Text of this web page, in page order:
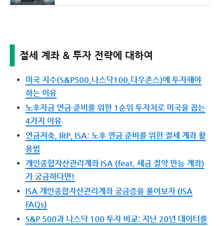
절세 계좌 & 투자 전략에 대하여
미국 지수(S&P500,나스닥100,다우존스)에 투자해야
하는 이유
노후자금 연금 준비를 위한 1순위 투자처로 미국을 꼽는
4가지 이유
연금저축, IRP, ISA: 노후 연금 준비를 위한 절세 계좌 활
용법
개인종합자산관리계좌 ISA (feat. 세금 절약 만능 계좌)
가 궁금하다면!
ISA 개인종합자산관리계좌 궁금증을 풀어보자 (ISA
FAQs)
S&P 500과 나스닥 100 투자 비교: 지난 20년 데이터를